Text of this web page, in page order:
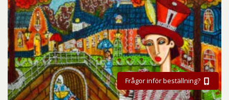
Frågor inför beställning?